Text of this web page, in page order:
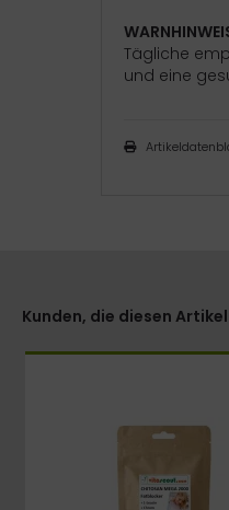
Tägliche
und eine
Kunden, die diesen